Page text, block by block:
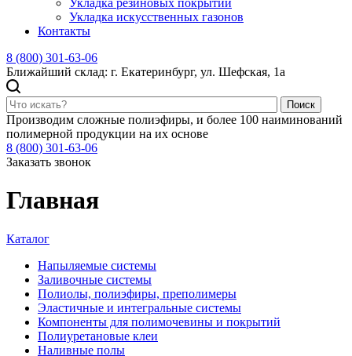
Укладка резиновых покрытий
Укладка искусственных газонов
Контакты
8 (800) 301-63-06
Ближайший склад: г. Екатеринбург, ул. Шефская, 1а
Поиск
Производим сложные полиэфиры, и более 100 наиминований
полимерной продукции на их основе
8 (800) 301-63-06
Заказать звонок
Главная
Каталог
Напыляемые системы
Заливочные системы
Полиолы, полиэфиры, преполимеры
Эластичные и интегральные системы
Компоненты для полимочевины и покрытий
Полиуретановые клеи
Наливные полы